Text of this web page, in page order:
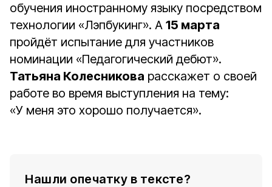
обучения иностранному языку посредством
технологии «Лэпбукинг». А 15 марта
пройдёт испытание для участников
номинации «Педагогический дебют».
Татьяна Колесникова расскажет о своей
работе во время выступления на тему:
«У меня это хорошо получается».
Нашли опечатку в тексте?